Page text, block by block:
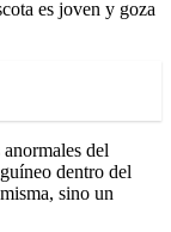
es joven y goza
del
dentro del
sino un